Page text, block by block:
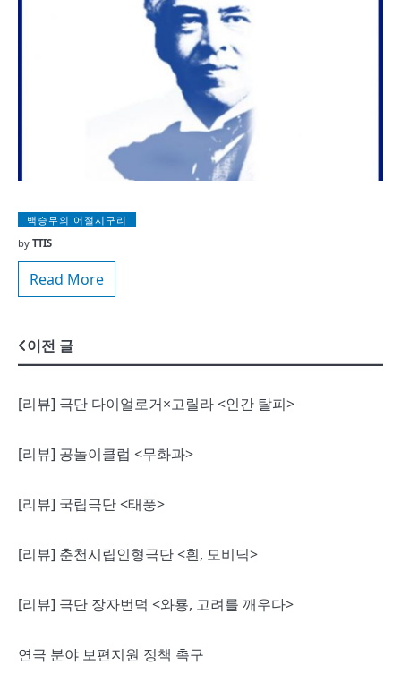
백승무의 어절시구리
by TTIS
Read More
글
비
게
션
이전 글
[리뷰] 극단 다이얼로거×고릴라 <인간 탈피>
[리뷰] 공놀이클럽 <무화과>
[리뷰] 국립극단 <태풍>
[리뷰] 춘천시립인형극단 <흰, 모비딕>
[리뷰] 극단 장자번덕 <와룡, 고려를 깨우다>
연극 분야 보편지원 정책 촉구